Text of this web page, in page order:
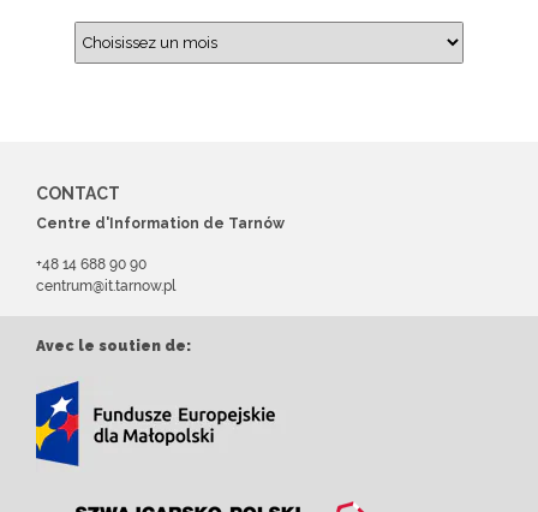
CONTACT
Centre d'Information de Tarnów
+48 14 688 90 90
centrum@it.tarnow.pl
Avec le soutien de: